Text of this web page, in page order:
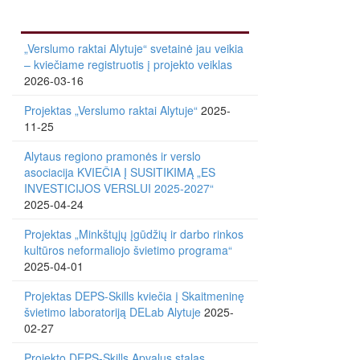
„Verslumo raktai Alytuje“ svetainė jau veikia
– kviečiame registruotis į projekto veiklas
2026-03-16
Projektas „Verslumo raktai Alytuje“ 2025-
11-25
Alytaus regiono pramonės ir verslo
asociacija KVIEČIA Į SUSITIKIMĄ „ES
INVESTICIJOS VERSLUI 2025-2027“
2025-04-24
Projektas „Minkštųjų įgūdžių ir darbo rinkos
kultūros neformaliojo švietimo programa“
2025-04-01
Projektas DEPS-Skills kviečia į Skaitmeninę
švietimo laboratoriją DELab Alytuje 2025-
02-27